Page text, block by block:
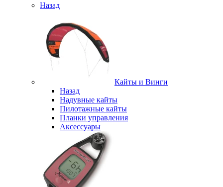
Назад
Кайты и Винги
Назад
Надувные кайты
Пилотажные кайты
Планки управления
Аксессуары